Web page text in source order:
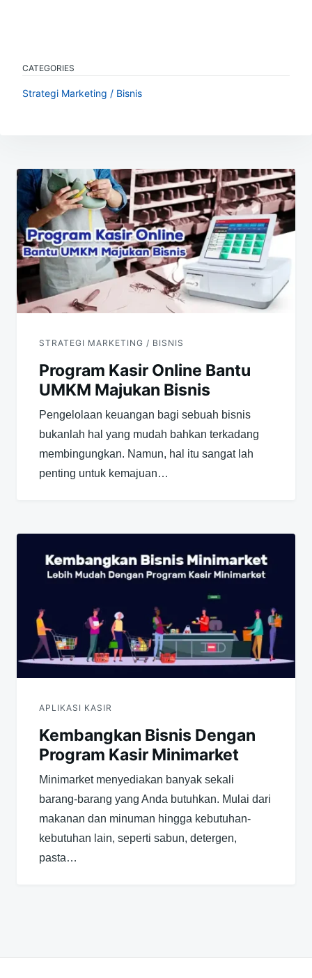
CATEGORIES
Strategi Marketing / Bisnis
pos
STRATEGI MARKETING / BISNIS
Program Kasir Online Bantu
UMKM Majukan Bisnis
Pengelolaan keuangan bagi sebuah bisnis
bukanlah hal yang mudah bahkan terkadang
membingungkan. Namun, hal itu sangat lah
penting untuk kemajuan…
APLIKASI KASIR
Kembangkan Bisnis Dengan
Program Kasir Minimarket
Minimarket menyediakan banyak sekali
barang-barang yang Anda butuhkan. Mulai dari
makanan dan minuman hingga kebutuhan-
kebutuhan lain, seperti sabun, detergen,
pasta…